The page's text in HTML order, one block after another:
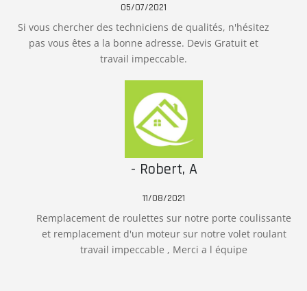
05/07/2021
Si vous chercher des techniciens de qualités, n'hésitez
pas vous êtes a la bonne adresse. Devis Gratuit et
travail impeccable.
- Robert, A
11/08/2021
Remplacement de roulettes sur notre porte coulissante
et remplacement d'un moteur sur notre volet roulant
travail impeccable , Merci a l équipe